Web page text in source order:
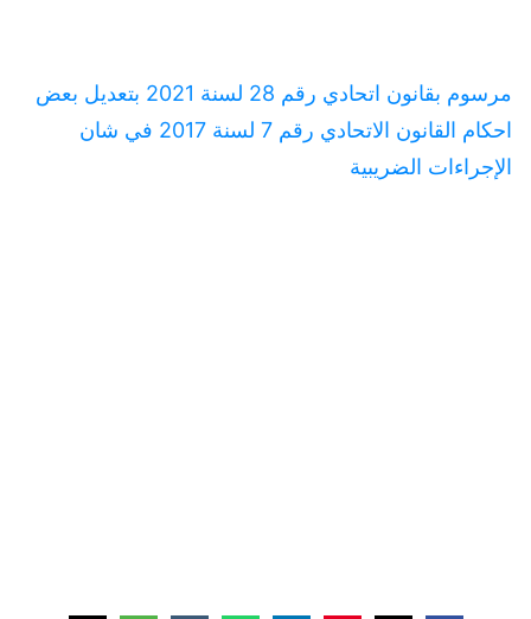
مرسوم بقانون اتحادي رقم 28 لسنة 2021 بتعديل بعض
احكام القانون الاتحادي رقم 7 لسنة 2017 في شان
الإجراءات الضريبية